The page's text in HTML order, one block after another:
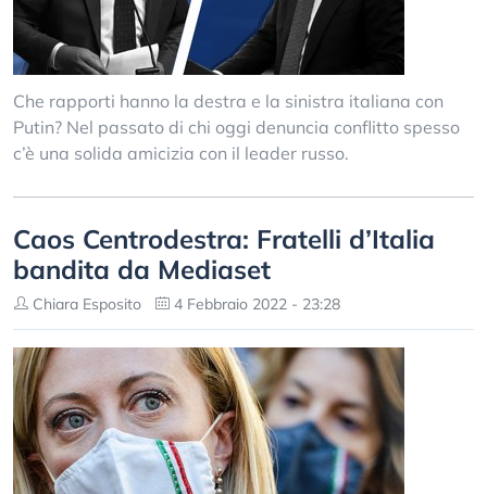
Che rapporti hanno la destra e la sinistra italiana con
Putin? Nel passato di chi oggi denuncia conflitto spesso
c’è una solida amicizia con il leader russo.
Caos Centrodestra: Fratelli d’Italia
bandita da Mediaset
Chiara Esposito 4 Febbraio 2022 - 23:28